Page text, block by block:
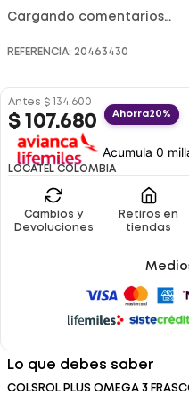
Cargando comentarios…
REFERENCIA: 20463430
Antes $ 134.600
$ 107.680 Ahorra20%
Acumula 0
LOCATEL COLOMBIA
Cambios y
Devoluciones
Retiros en
tiendas
Lo que debes saber
COLSROL PLUS OMEGA 3